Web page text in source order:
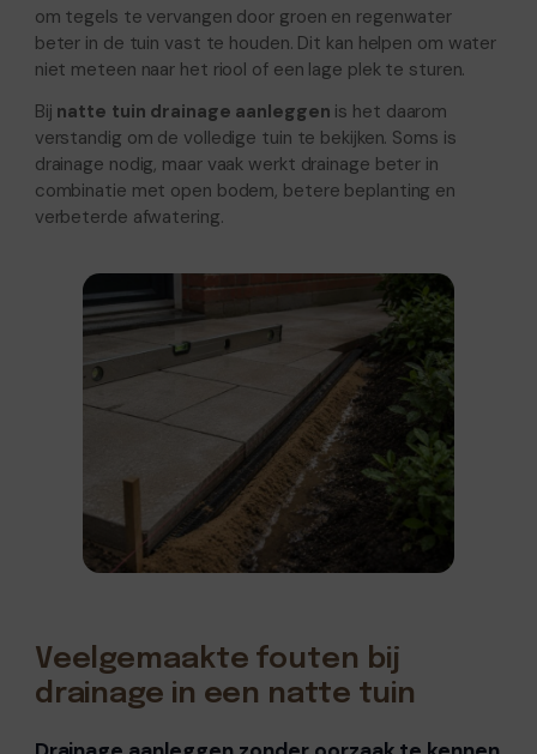
om tegels te vervangen door groen en regenwater
beter in de tuin vast te houden. Dit kan helpen om water
niet meteen naar het riool of een lage plek te sturen.
Bij natte tuin drainage aanleggen is het daarom
verstandig om de volledige tuin te bekijken. Soms is
drainage nodig, maar vaak werkt drainage beter in
combinatie met open bodem, betere beplanting en
verbeterde afwatering.
Veelgemaakte fouten bij
drainage in een natte tuin